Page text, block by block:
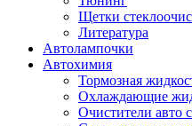
Щетки
Литература
Автолампочки
Автохимия
Тормозная
Охлаждающие
Очистители авто